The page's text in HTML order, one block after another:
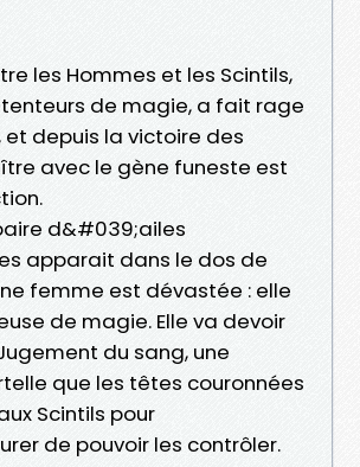
les Hommes et les Scintils,
de magie, a fait rage
et depuis la victoire des
avec le gène funeste est
d&#039;ailes
apparait dans le dos de
femme est dévastée : elle
de magie. Elle va devoir
du sang, une
que les têtes couronnées
Scintils pour
de pouvoir les contrôler.